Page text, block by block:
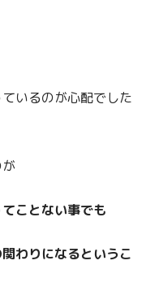
いるのが心配でした
ことない事でも
わりになるというこ